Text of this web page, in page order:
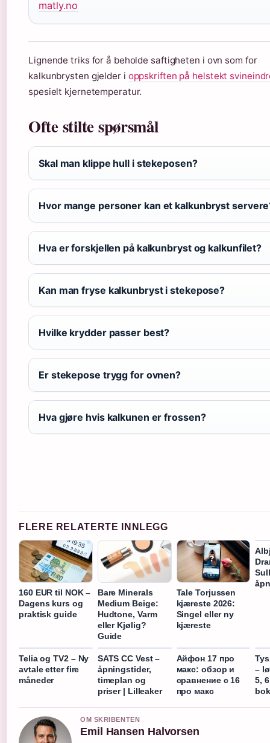
matly.no
Lignende triks for å beholde saftigheten i ovn som for
kalkunbrysten gjelder i oppskriften på helstekt
spesielt kjernetemperatur.
Ofte stilte spørsmål
Skal man klippe hull i stekeposen?
Hvor mange personer kan et kalkunbryst
Hva er forskjellen på kalkunbryst og kalkunfilet?
Kan man fryse kalkunbryst i stekepose?
Hvilke krydder passer best?
Er stekepose trygg for ovnen?
Hva gjøre hvis kalkunen er frossen?
FLERE RELATERTE INNLEGG
160 EUR til NOK –
Dagens kurs og
praktisk guide
Bare Minerals
Medium Beige:
Hudtone, Varm
eller Kjølig?
Guide
Tale Torjussen
kjæreste 2026:
Singel eller ny
kjæreste
Telia og TV2 – Ny
avtale etter fire
måneder
SATS CC Vest –
åpningstider,
timeplan og
priser | Lilleaker
Айфон 17 про
макс: обзор и
сравнение с 16
про макс
–
5,
OM SKRIBENTEN
Emil Hansen Halvorsen